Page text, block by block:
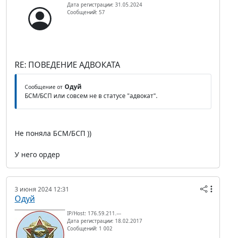
Дата регистрации: 31.05.2024
Сообщений: 57
RE: ПОВЕДЕНИЕ АДВОКАТА
Сообщение от Одуй
БСМ/БСП или совсем не в статусе "адвокат".
Не поняла БСМ/БСП ))
У него ордер
3 июня 2024 12:31
Одуй
IP/Host: 176.59.211.---
Дата регистрации: 18.02.2017
Сообщений: 1 002